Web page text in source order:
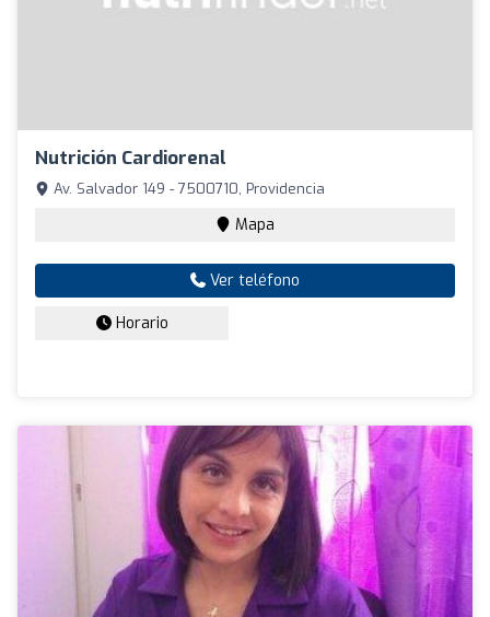
Nutrición Cardiorenal
Av. Salvador 149 - 7500710, Providencia
Mapa
Ver teléfono
Horario